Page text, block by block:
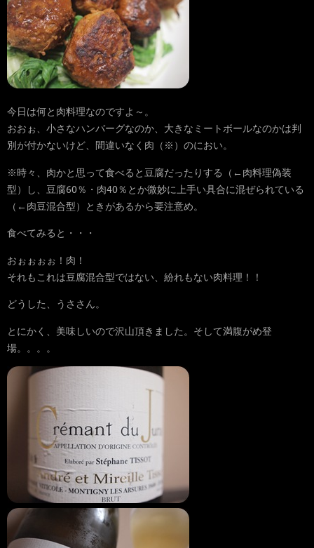
今日は何と肉料理なのですよ～。
おおぉ、小さなハンバーグなのか、大きなミートボールなのかは判
別が付かないけど、間違いなく肉（※）のにおい。
※時々、肉かと思って食べると豆腐だったりする（←肉料理偽装
型）し、豆腐60％・肉40％とか微妙に上手い具合に混ぜられている
（←肉豆混合型）ときがあるから要注意め。
食べてみると・・・
おぉぉぉぉ！肉！
それもこれは豆腐混合型ではない、紛れもない肉料理！！
どうした、うささん。
とにかく、美味しいので沢山頂きました。そして満腹がめ登
場。。。。